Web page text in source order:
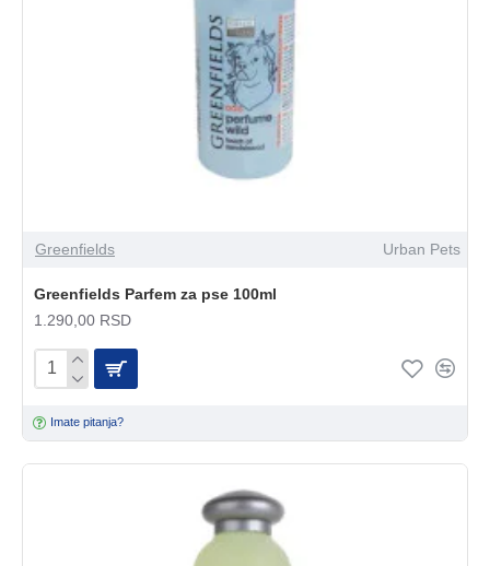
Greenfields Urban Pets
Greenfields Parfem za pse 100ml
1.290,00 RSD
Imate pitanja?